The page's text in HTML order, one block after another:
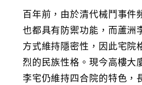
百年前，由於清代械鬥事件
也都具有防禦功能，而蘆洲
方式維持隱密性，因此宅院
烈的民族性格。現今高樓大
李宅仍維持四合院的特色，